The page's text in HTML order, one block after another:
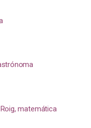
matemática